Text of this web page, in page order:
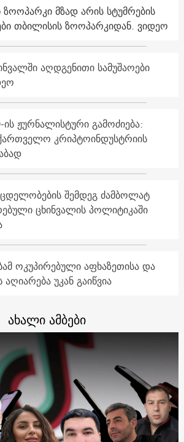
მზად არის სტუმრების
თბილისის ზოოპარკიდან. ვიდეო
აღდგენითი სამუშაოები
ჟურნალისტური გამოძიება:
კრიპტოინდუსტრიის
შემდეგ ძამბოლატ
ცხინვალის პოლიტიკაში
ოკუპირებული აფხაზეთისა და
უკან გაიწვია
ახალი ამბები